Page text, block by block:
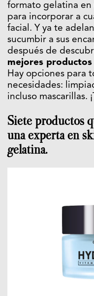
formato gelatina en
para incorporar a
facial. Y ya te
sucumbir a sus
después de
mejores
Hay opciones para
necesidades:
incluso mascarillas.
Siete productos
una experta en
gelatina.